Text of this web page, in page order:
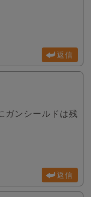
返信
ガンシールドは残
返信